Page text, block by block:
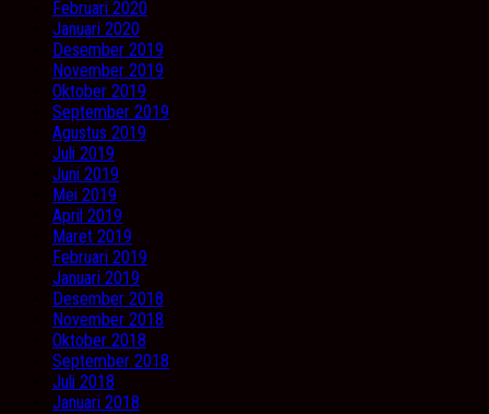
Februari 2020
Januari 2020
Desember 2019
November 2019
Oktober 2019
September 2019
Agustus 2019
Juli 2019
Juni 2019
Mei 2019
April 2019
Maret 2019
Februari 2019
Januari 2019
Desember 2018
November 2018
Oktober 2018
September 2018
Juli 2018
Januari 2018